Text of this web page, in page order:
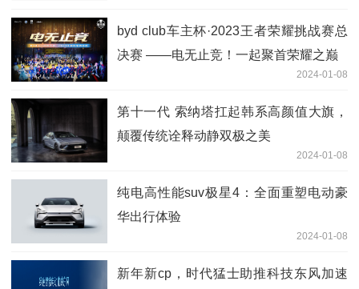
byd club车主杯·2023王者荣耀挑战赛总
决赛 ——电无止竞！一起聚首荣耀之巅
2024-01-08
第十一代 索纳塔扛起韩系高颜值大旗，
颠覆传统诠释动静双极之美
2024-01-08
纯电高性能suv极星4：全面重塑电动豪
华出行体验
2024-01-08
新年新cp，时代猛士助推科技东风加速